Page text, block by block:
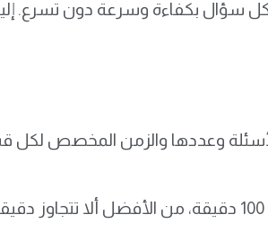
سؤال بكفاءة وسرعة دون تسرع.
وعددها والزمن المخصص لكل
بما أن عدد الأسئلة يقارب 90 سؤالًا والمدة الإجمالية 100 دقيقة، من